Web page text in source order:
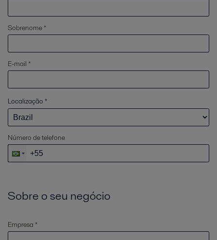
Sobrenome *
E-mail *
Localização *
Número de telefone
Sobre o seu negócio
Empresa *